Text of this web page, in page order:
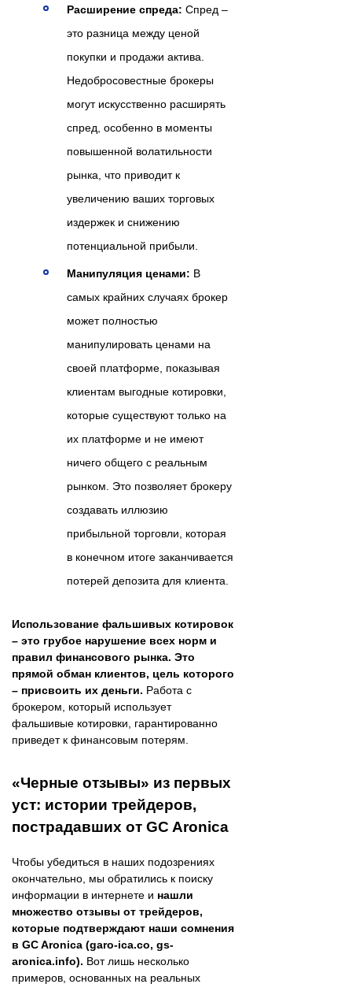
Расширение спреда: Спред –
это разница между ценой
покупки и продажи актива.
Недобросовестные брокеры
могут искусственно расширять
спред, особенно в моменты
повышенной волатильности
рынка, что приводит к
увеличению ваших торговых
издержек и снижению
потенциальной прибыли.
Манипуляция ценами: В
самых крайних случаях брокер
может полностью
манипулировать ценами на
своей платформе, показывая
клиентам выгодные котировки,
которые существуют только на
их платформе и не имеют
ничего общего с реальным
рынком. Это позволяет брокеру
создавать иллюзию
прибыльной торговли, которая
в конечном итоге заканчивается
потерей депозита для клиента.
Использование фальшивых котировок
– это грубое нарушение всех норм и
правил финансового рынка. Это
прямой обман клиентов, цель которого
– присвоить их деньги. Работа с
брокером, который использует
фальшивые котировки, гарантированно
приведет к финансовым потерям.
«Черные отзывы» из первых
уст: истории трейдеров,
пострадавших от GC Aronica
Чтобы убедиться в наших подозрениях
окончательно, мы обратились к поиску
информации в интернете и нашли
множество отзывы от трейдеров,
которые подтверждают наши сомнения
в GC Aronica (garo-ica.co, gs-
aronica.info). Вот лишь несколько
примеров, основанных на реальных